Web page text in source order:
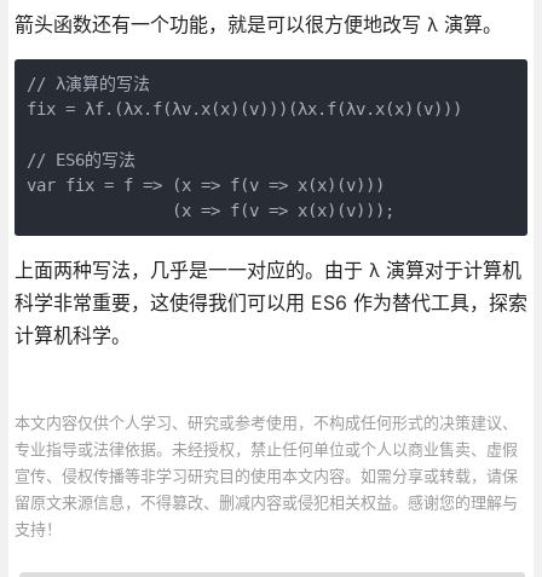
箭头函数还有一个功能，就是可以很方便地改写 λ 演算。
// λ演算的写法
fix = λf.(λx.f(λv.x(x)(v)))(λx.f(λv.x(x)(v)))
// ES6的写法
var fix = f => (x => f(v => x(x)(v)))
               (x => f(v => x(x)(v)));
上面两种写法，几乎是一一对应的。由于 λ 演算对于计算机
科学非常重要，这使得我们可以用 ES6 作为替代工具，探索
计算机科学。
本文内容仅供个人学习、研究或参考使用，不构成任何形式的决策建议、
专业指导或法律依据。未经授权，禁止任何单位或个人以商业售卖、虚假
宣传、侵权传播等非学习研究目的使用本文内容。如需分享或转载，请保
留原文来源信息，不得篡改、删减内容或侵犯相关权益。感谢您的理解与
支持！